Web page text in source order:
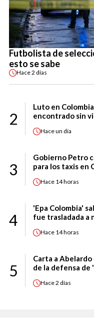
Futbolista de
esto se sabe
Hace2 días
2
Luto en
encontrado sin
Haceun día
3
Gobierno Petro
para los taxis en
Hace 14 horas
4
'Epa Colombia'
fue trasladada a
Hace 14 horas
5
Carta a
de la defensa de
Hace2 días